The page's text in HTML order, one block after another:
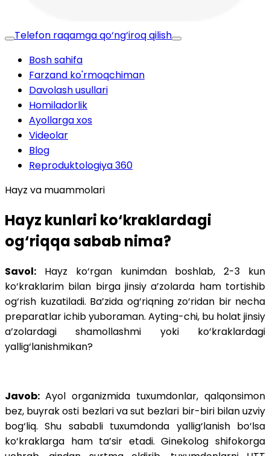
Telefon raqamga qo‘ng‘iroq qilish
Bosh sahifa
Farzand ko'rmoqchiman
Davolash usullari
Homiladorlik
Ayollarga xos
Videolar
Blog
Reproduktologiya 360
Hayz va muammolari
Hayz kunlari ko‘kraklardagi
og‘riqqa sabab nima?
Savol: Hayz ko‘rgan kunimdan boshlab, 2-3 kun
ko‘kraklarim bilan birga jinsiy a’zolarda ham tortishib
og‘rish kuzatiladi. Ba’zida og‘riqning zo‘ridan bir necha
preparatlar ichib yuboraman. Ayting-chi, bu holat jinsiy
a’zolardagi shamollashmi yoki ko‘kraklardagi
yallig‘lanishmikan?
Javob: Ayol organizmida tuxumdonlar, qalqonsimon
bez, buyrak osti bezlari va sut bezlari bir-biri bilan uzviy
bog‘liq. Shu sababli tuxumdonda yallig‘lanish bo‘lsa
ko‘kraklarga ham ta’sir etadi. Ginekolog shifokorga